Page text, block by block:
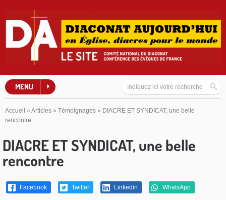
MENU
Accueil » Articles » Témoignages » DIACRE ET SYNDICAT, une belle
rencontre
DIACRE ET SYNDICAT, une belle
rencontre
Facebook Twitter Linkedin WhatsApp